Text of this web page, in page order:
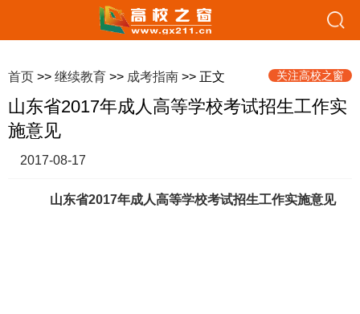
首页 >> 继续教育 >> 成考指南 >> 正文 关注高校之窗
山东省2017年成人高等学校考试招生工作实
施意见
2017-08-17
山东省2017年成人高等学校考试招生工作实施意见